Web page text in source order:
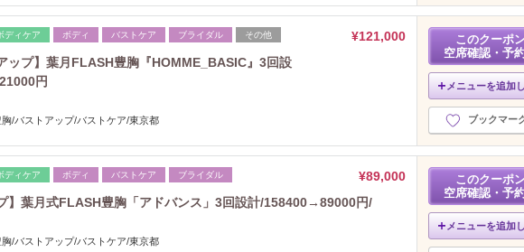
2021年1月分（3）
2020年12月分（4）
2020年11月分（4）
2020年10月分 （6）
2020年9月分（11）
2020年8月分（11）
2020年5月分（17）
2020年4月分（21）
2020年3月分 （16）
2020年2月分（19）
ディケア ボディ バストケア ブライダル その他
¥121,000
ップ】葉月FLASH豊胸『HOMME_BASIC』3回設
円
胸/バストアップ/バストケア/東京都
このクーポ
空席確認・予
メニューを追加
ブックマー
ディケア ボディ バストケア ブライダル
¥89,000
】葉月式FLASH豊胸「アドバンス」3回設計/158400→89000円/
/バストアップ/バストケア/東京都
このクーポ
空席確認・予
メニューを追加